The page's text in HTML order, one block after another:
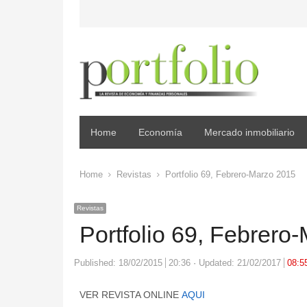
Home Economía Mercado inmobiliario
Home Revistas Portfolio 69, Febrero-Marzo 2015
Revistas
Portfolio 69, Febrero-
Published: 18/02/2015 20:36 Updated: 21/02/2017
VER REVISTA ONLINE AQUI